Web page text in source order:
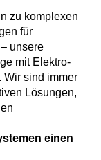
zu komplexen
für
unsere
mit Elektro-
Wir sind immer
Lösungen,
einen